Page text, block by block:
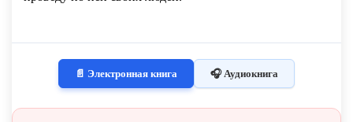
📄 Электронная книга 🎧 Аудиокнига